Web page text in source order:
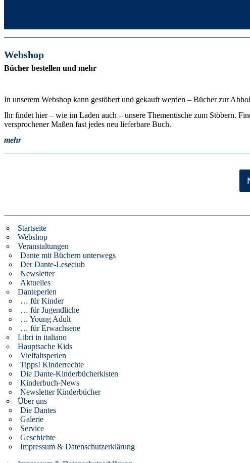
Webshop
Bücher bestellen und mehr
In unserem Webshop kann gestöbert und gekauft werden – Bücher zur
Ihr findet hier – wie im Laden auch – unsere Thementische zum Stöbern.
versprochener Maßen fast jedes neu lieferbare Buch.
mehr
Startseite
Webshop
Veranstaltungen
Dante mit Büchern unterwegs
Der Dante-Leseclub
Newsletter
Aktuelles
Danteperlen
… für Kinder
… für Jugendliche
… Young Adult
… für Erwachsene
Libri in italiano
Hauptsache Kids
Vielfaltsperlen
Tipps! Kinderrechte
Die Dante-Kinderbücherkisten
Kinderbuch-News
Newsletter Kinderbücher
Über uns
Die Dantes
Galerie
Service
Geschichte
Impressum & Datenschutzerklärung